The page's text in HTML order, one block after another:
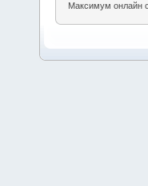
Максимум онлайн